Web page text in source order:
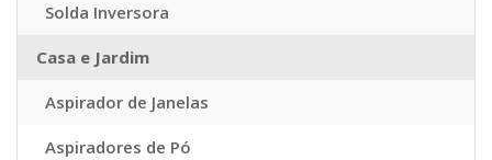
Solda Inversora
Casa e Jardim
Aspirador de Janelas
Aspiradores de Pó